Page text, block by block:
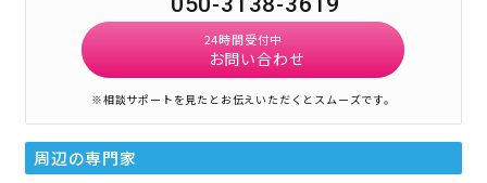
24時間受付中
お問い合わせ
※相談サポートを見たとお伝えいただくとスムーズです。
周辺の専門家